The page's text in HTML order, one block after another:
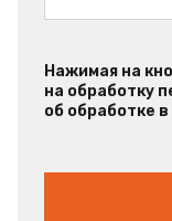
Нажимая на
на обработку
об обработке в